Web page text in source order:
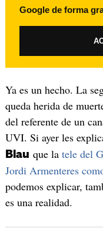
Google de forma
Ya es un hecho. La
queda herida de
del referente de un
UVI. Si ayer les
Blau que la tele del
Jordi Armenteres
podemos explicar,
es una realidad.